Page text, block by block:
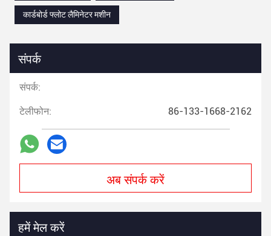
कार्डबोर्ड फ्लोट लैमिनेटर मशीन
संपर्क
संपर्क:
टेलीफोन: 86-133-1668-2162
अब संपर्क करें
हमें मेल करें